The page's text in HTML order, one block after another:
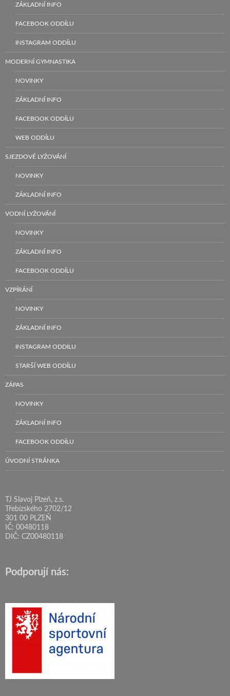
ZÁKLADNÍ INFO
FACEBOOK ODDÍLU
INSTAGRAM ODDÍLU
MODERNÍ GYMNASTIKA
NOVINKY
ZÁKLADNÍ INFO
FACEBOOK ODDÍLU
WEB ODDÍLU
SJEZDOVÉ LYŽOVÁNÍ
NOVINKY
ZÁKLADNÍ INFO
VODNÍ LYŽOVÁNÍ
NOVINKY
ZÁKLADNÍ INFO
FACEBOOK ODDÍLU
VZPÍRÁNÍ
NOVINKY
ZÁKLADNÍ INFO
INSTAGRAM ODDILU
STARŠÍ WEB ODDÍLU
ZÁPAS
NOVINKY
ZÁKLADNÍ INFO
FACEBOOK ODDÍLU
ÚVODNÍ STRÁNKA
TJ Slavoj Plzeň, z.s.
Třebízského 2702/12
301 00 PLZEŇ
IČ: 00480118
DIČ: CZ00480118
Podporují nás: